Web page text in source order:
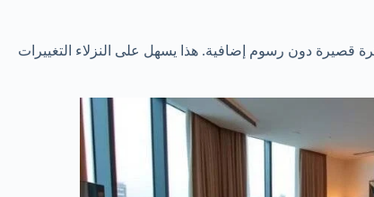
قصيرة دون رسوم إضافية. هذا يسهل على النزلاء التغييرات